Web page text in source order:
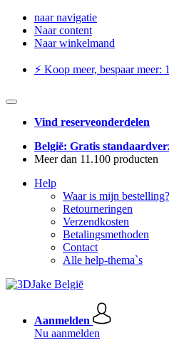
naar navigatie
Naar content
Naar winkelmand
⚡️ Koop meer, bespaar
Vind reserveonderdelen
België: Gratis
Meer dan 11.100 producten
Help
Waar is mijn bestelling?
Retourneringen
Verzendkosten
Betalingsmethoden
Contact
Alle help-thema`s
Aanmelden
Nu aanmelden